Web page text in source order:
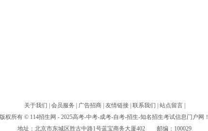
关于我们 会员服务 广告招商| 友情链接| 联系我们 站点留言|
版权所有 © 114招生网 - 2025高考-中考-成考-自考-招生-知名招生考试信息门户网！
地址：北京市东城区胜古中路1号蓝宝商务大厦402 邮编：100029